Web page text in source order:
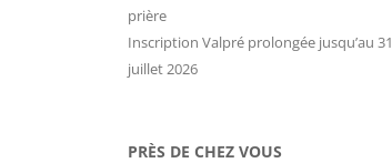
prière
Inscription Valpré prolongée jusqu’au 31
juillet 2026
PRÈS DE CHEZ VOUS